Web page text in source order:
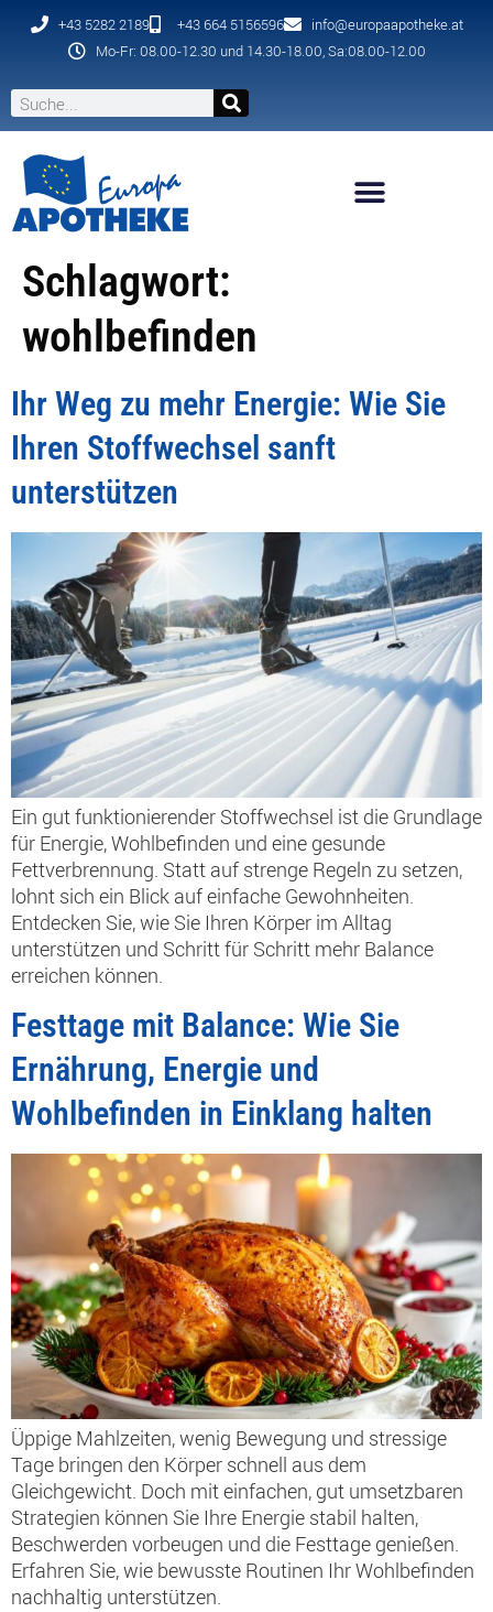
+43 5282 2189 +43 664 5156596
info@europaapotheke.at
Mo-Fr: 08.00-12.30 und 14.30-18.00, Sa:08.00-12.00
Schlagwort:
wohlbefinden
Ihr Weg zu mehr Energie: Wie Sie
Ihren Stoffwechsel sanft
unterstützen
Ein gut funktionierender Stoffwechsel ist die Grundlage
für Energie, Wohlbefinden und eine gesunde
Fettverbrennung. Statt auf strenge Regeln zu setzen,
lohnt sich ein Blick auf einfache Gewohnheiten.
Entdecken Sie, wie Sie Ihren Körper im Alltag
unterstützen und Schritt für Schritt mehr Balance
erreichen können.
Festtage mit Balance: Wie Sie
Ernährung, Energie und
Wohlbefinden in Einklang halten
Üppige Mahlzeiten, wenig Bewegung und stressige
Tage bringen den Körper schnell aus dem
Gleichgewicht. Doch mit einfachen, gut umsetzbaren
Strategien können Sie Ihre Energie stabil halten,
Beschwerden vorbeugen und die Festtage genießen.
Erfahren Sie, wie bewusste Routinen Ihr Wohlbefinden
nachhaltig unterstützen.